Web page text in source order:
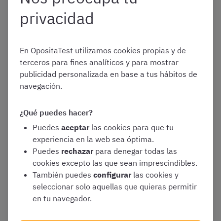
disposiciones sobre el procedimiento
administrativo común: Garantías, iniciación,
octubre, de Régimen Jurídico del Sector
Público. Título preliminar: Funcionamiento de
los Órganos colegiados de las distintas
Administraciones Públicas (Subsección 1.ª,
recusación (Sección 4.ª, Capítulo II).
Tema 20.Real Decreto Legislativo 5/2015,
por el que se aprueba el Texto Refundido de
la Ley del Estatuto Básico del Empleado
Público. Título I. Objeto y ámbito de
aplicación. Título II. Personal al servicio de
las Administraciones Públicas. Título III.
Derechos y deberes. Código de conducta de
privacidad
En OpositaTest utilizamos cookies propias y de
terceros para fines analíticos y para mostrar
publicidad personalizada en base a tus hábitos de
navegación.
¿Qué puedes hacer?
Puedes aceptar las cookies para que tu
experiencia en la web sea óptima.
Puedes rechazar para denegar todas las
cookies excepto las que sean imprescindibles.
También puedes configurar las cookies y
seleccionar solo aquellas que quieras permitir
en tu navegador.